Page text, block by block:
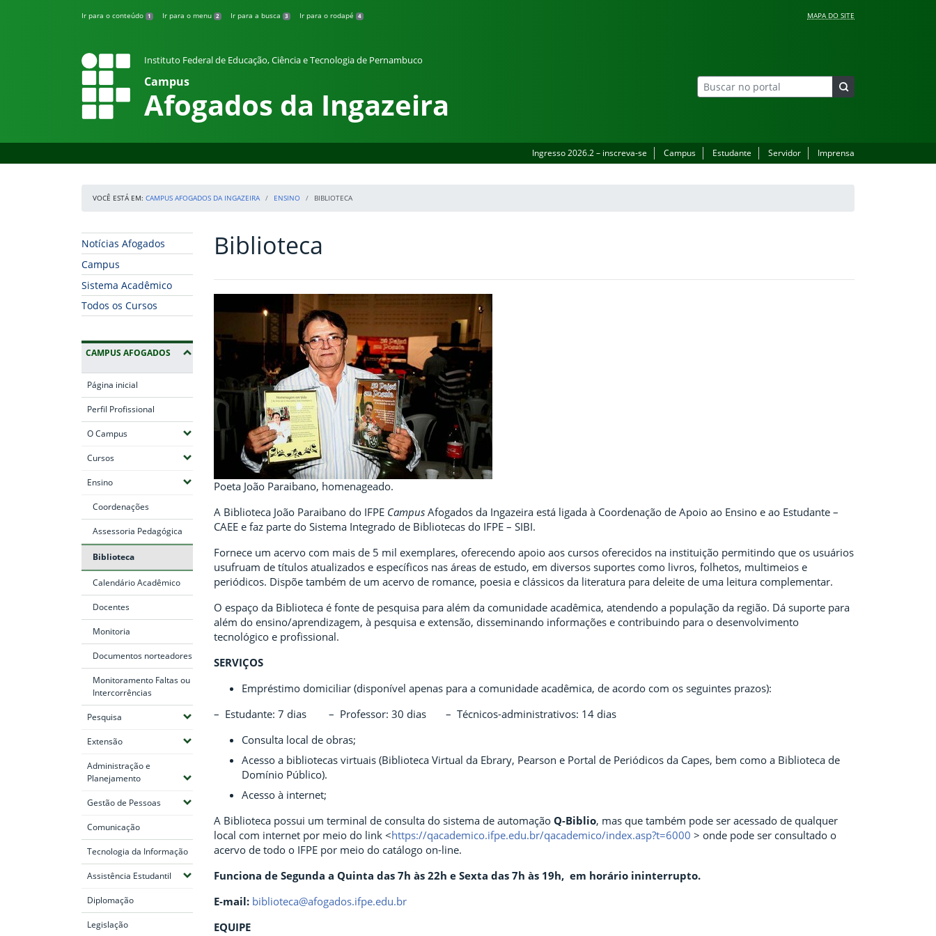
Ir para o conteúdo 1 Ir para o menu 2 Ir para a busca 3 Ir para o rodapé 4 MAPA DO SITE
Instituto Federal de Educação, Ciência e Tecnologia de Pernambuco
Campus
Afogados da Ingazeira
Ingresso 2026.2 – inscreva-se Campus Estudante Servidor Imprensa
VOCÊ ESTÁ EM: CAMPUS AFOGADOS DA INGAZEIRA ENSINO BIBLIOTECA
Início da navegação
Notícias Afogados
Campus
Sistema Acadêmico
Todos os Cursos
CAMPUS AFOGADOS
Página inicial
Perfil Profissional
O Campus(Expandir submenus)
Cursos(Expandir submenus)
Ensino(Expandir submenus)
Coordenações
Assessoria Pedagógica
Biblioteca
Calendário Acadêmico
Docentes
Monitoria
Documentos norteadores
Monitoramento Faltas ou
Intercorrências
Pesquisa (Expandir submenus)
Extensão(Expandir submenus)
Administração e
Planejamento(Expandir submenus)
Gestão de Pessoas(Expandir submenus)
Comunicação
Tecnologia da Informação
Assistência Estudantil (Expandir submenus)
Diplomação
Legislação
Início do conteúdo
Biblioteca
Poeta João Paraibano, homenageado.
A Biblioteca João Paraibano do IFPE Campus Afogados da Ingazeira está ligada à Coordenação de Apoio ao Ensino e ao Estudante –
CAEE e faz parte do Sistema Integrado de Bibliotecas do IFPE – SIBI.
Fornece um acervo com mais de 5 mil exemplares, oferecendo apoio aos cursos oferecidos na instituição permitindo que os usuários
usufruam de títulos atualizados e específicos nas áreas de estudo, em diversos suportes como livros, folhetos, multimeios e
periódicos. Dispõe também de um acervo de romance, poesia e clássicos da literatura para deleite de uma leitura complementar.
O espaço da Biblioteca é fonte de pesquisa para além da comunidade acadêmica, atendendo a população da região. Dá suporte para
além do ensino/aprendizagem, à pesquisa e extensão, disseminando informações e contribuindo para o desenvolvimento
tecnológico e profissional.
SERVIÇOS
Empréstimo domiciliar (disponível apenas para a comunidade acadêmica, de acordo com os seguintes prazos):
– Estudante: 7 dias – Professor: 30 dias – Técnicos-administrativos: 14 dias
Consulta local de obras;
Acesso a bibliotecas virtuais (Biblioteca Virtual da Ebrary, Pearson e Portal de Periódicos da Capes, bem como a Biblioteca de
Domínio Público).
Acesso à internet;
A Biblioteca possui um terminal de consulta do sistema de automação Q-Biblio, mas que também pode ser acessado de qualquer
local com internet por meio do link <https://qacademico.ifpe.edu.br/qacademico/index.asp?t=6000 > onde pode ser consultado o
acervo de todo o IFPE por meio do catálogo on-line.
Funciona de Segunda a Quinta das 7h às 22h e Sexta das 7h às 19h, em horário ininterrupto.
E-mail: biblioteca@afogados.ifpe.edu.br
EQUIPE